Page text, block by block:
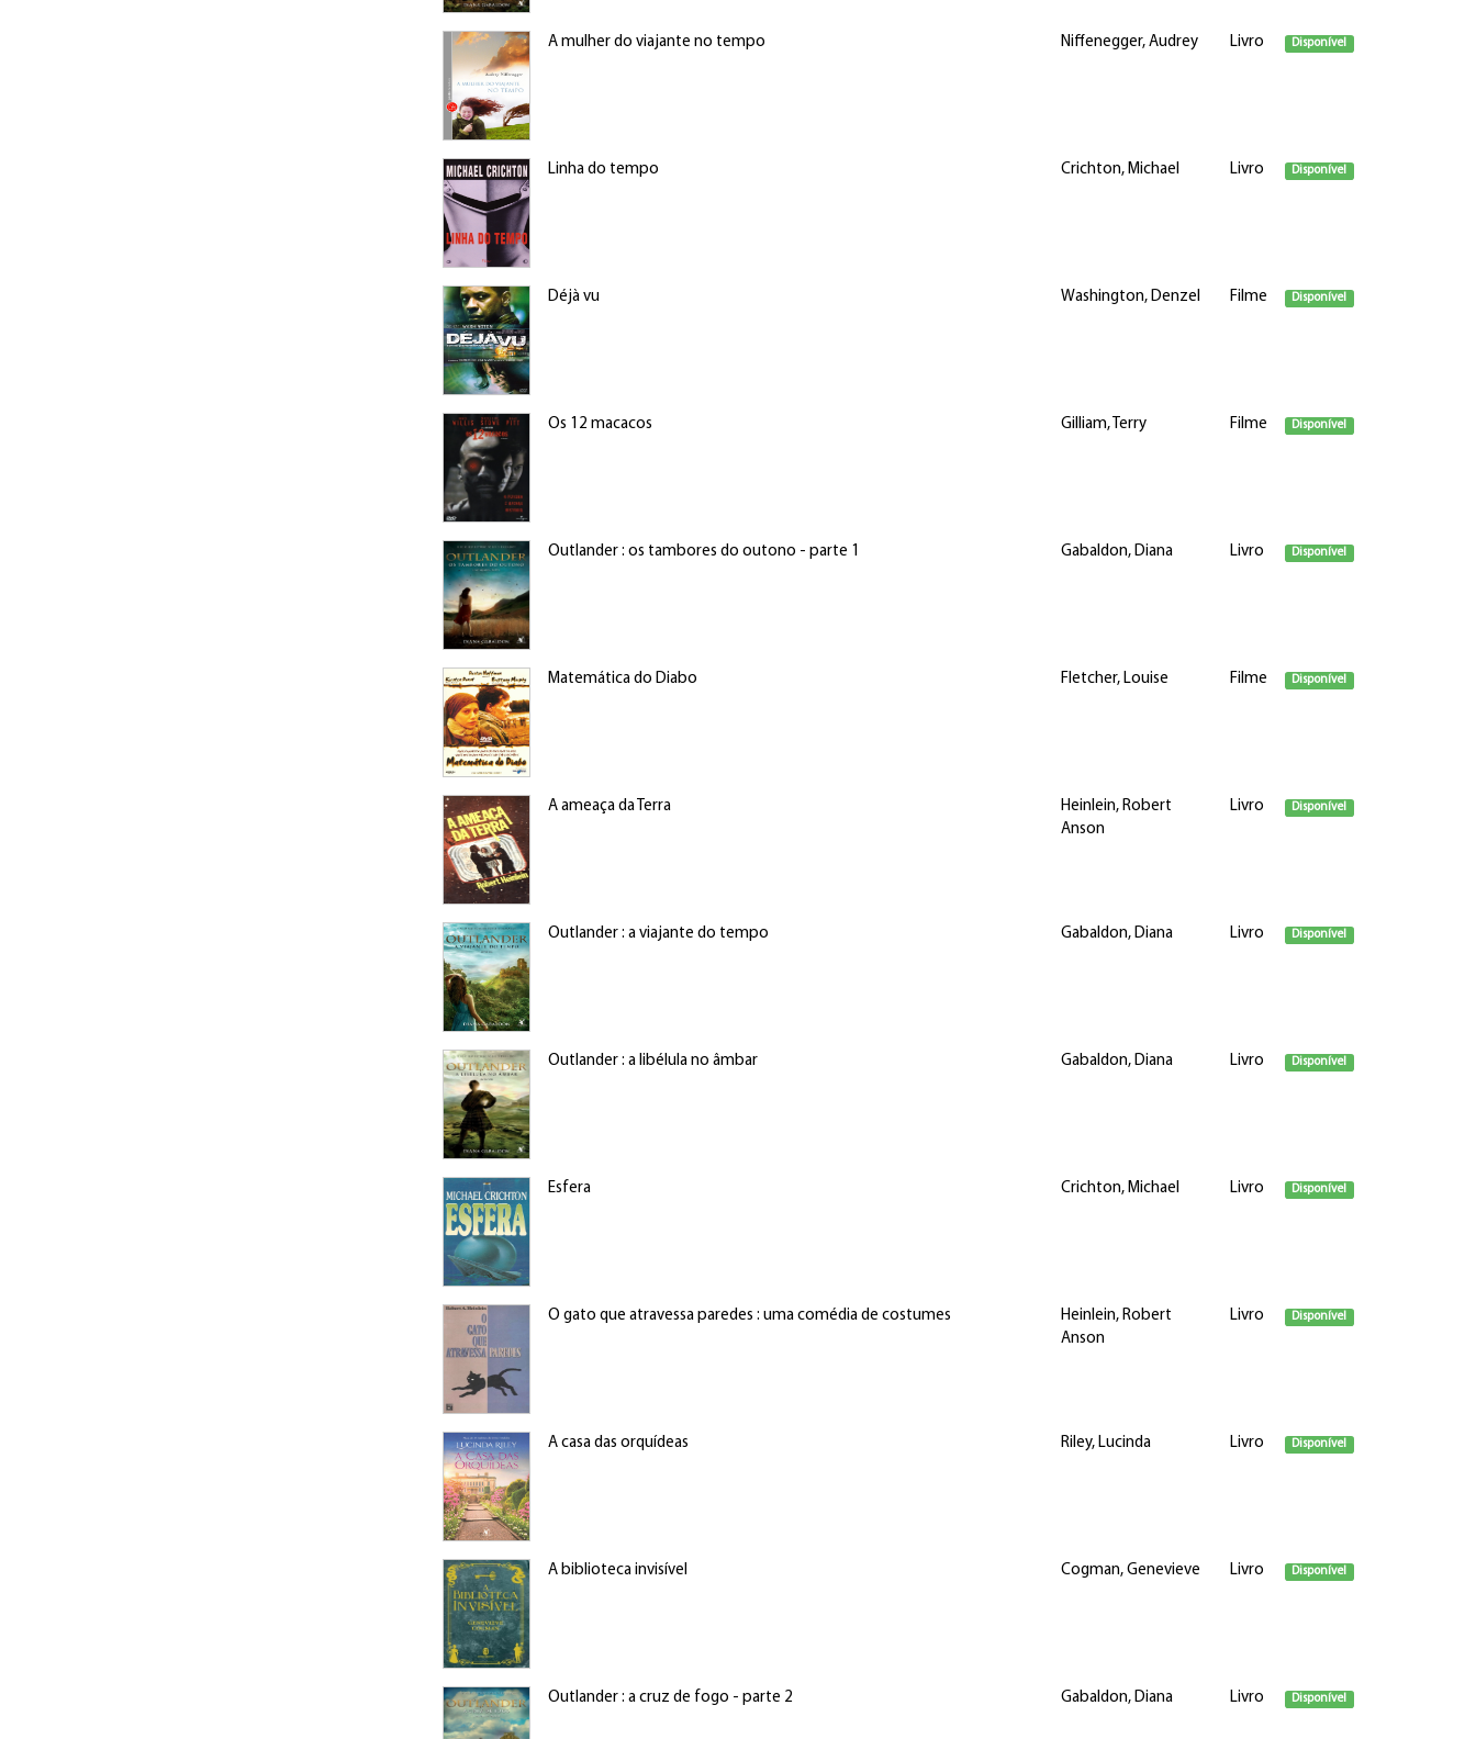
A mulher do viajante no tempo Niffenegger, Audrey Livro Disponível
Linha do tempo Crichton, Michael Livro Disponível
Déjà vu Washington, Denzel Filme Disponível
Os 12 macacos Gilliam, Terry Filme Disponível
Outlander : os tambores do outono - parte 1 Gabaldon, Diana Livro Disponível
Matemática do Diabo Fletcher, Louise Filme Disponível
A ameaça da Terra
Heinlein, Robert
Anson
Livro Disponível
Outlander : a viajante do tempo Gabaldon, Diana Livro Disponível
Outlander : a libélula no âmbar Gabaldon, Diana Livro Disponível
Esfera Crichton, Michael Livro Disponível
O gato que atravessa paredes : uma comédia de costumes
Heinlein, Robert
Anson
Livro Disponível
A casa das orquídeas Riley, Lucinda Livro Disponível
A biblioteca invisível Cogman, Genevieve Livro Disponível
Outlander : a cruz de fogo - parte 2 Gabaldon, Diana Livro Disponível